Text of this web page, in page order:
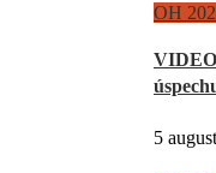
OH
5